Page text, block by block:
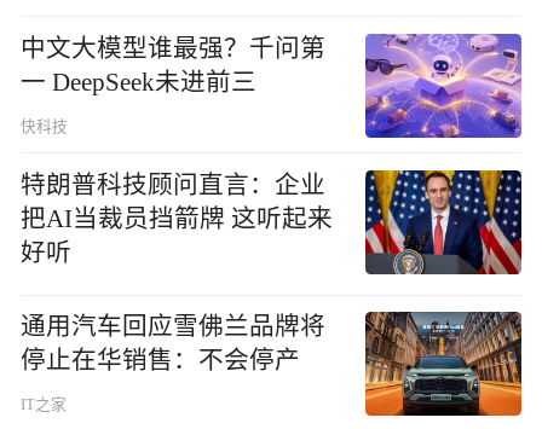
中文大模型谁最强？千问第
一 DeepSeek未进前三
快科技
特朗普科技顾问直言：企业
把AI当裁员挡箭牌 这听起来
好听
通用汽车回应雪佛兰品牌将
停止在华销售：不会停产
IT之家